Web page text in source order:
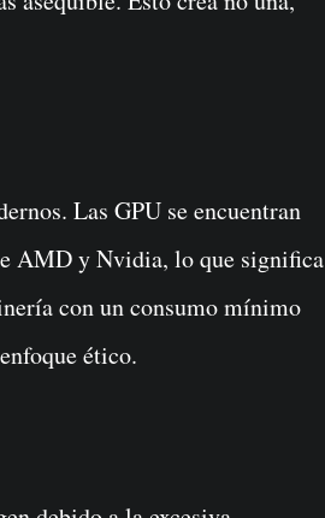
Las GPU se encuentran
AMD y Nvidia, lo que significa
con un consumo mínimo
ético.